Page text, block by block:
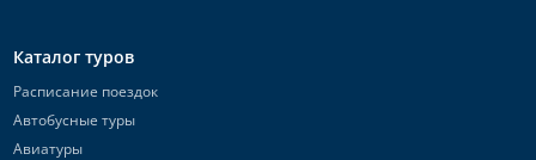
Каталог туров
Расписание поездок
Автобусные туры
Авиатуры